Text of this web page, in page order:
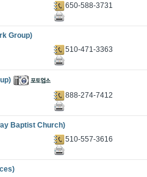
650-588-3731
Group)
510-471-3363
888-274-7412
Baptist Church)
510-557-3616